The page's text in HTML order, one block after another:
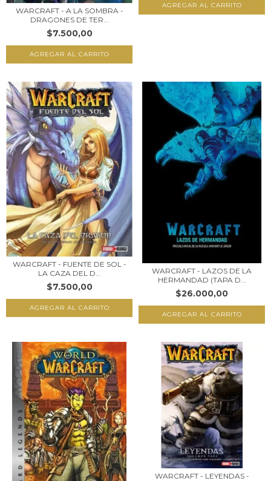
WARCRAFT - A LA SOMBRA -
DRAGONES DE TER...
$7.500,00
WARCRAFT - FUENTE DE SOL -
LA CAZA DEL D...
$7.500,00
WARCRAFT - LAZOS DE LA
HERMANDAD (TAPA D...
$26.000,00
WARCRAFT - LEYENDAS -